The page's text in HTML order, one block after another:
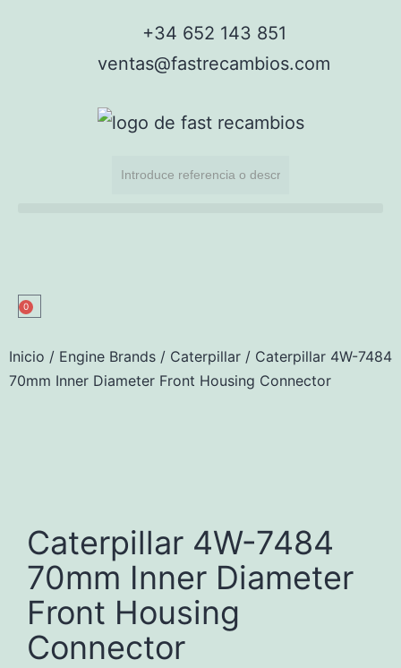
+34 652 143 851
ventas@fastrecambios.com
0
Inicio / Engine Brands / Caterpillar / Caterpillar 4W-7484
70mm Inner Diameter Front Housing Connector
Caterpillar 4W-7484
70mm Inner Diameter
Front Housing
Connector